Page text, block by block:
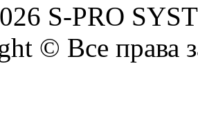
S-PRO
© Все права